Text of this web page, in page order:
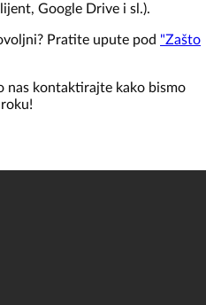
Google Drive i sl.).
Pratite upute pod "Zašto
nas kontaktirajte kako bismo